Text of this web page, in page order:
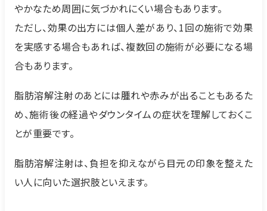
やかなため周囲に気づかれにくい場合もあります。
ただし、効果の出方には個人差があり、1回の施術で効果
を実感する場合もあれば、複数回の施術が必要になる場
合もあります。
脂肪溶解注射のあとには腫れや赤みが出ることもあるた
め、施術後の経過やダウンタイムの症状を理解しておくこ
とが重要です。
脂肪溶解注射は、負担を抑えながら目元の印象を整えた
い人に向いた選択肢といえます。